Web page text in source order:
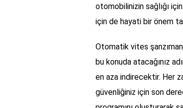
otomobilinizin sağlığı
için de hayati bir önem
Otomatik vites
bu konuda atacağınız
en aza indirecektir. Her
güvenliğiniz için son